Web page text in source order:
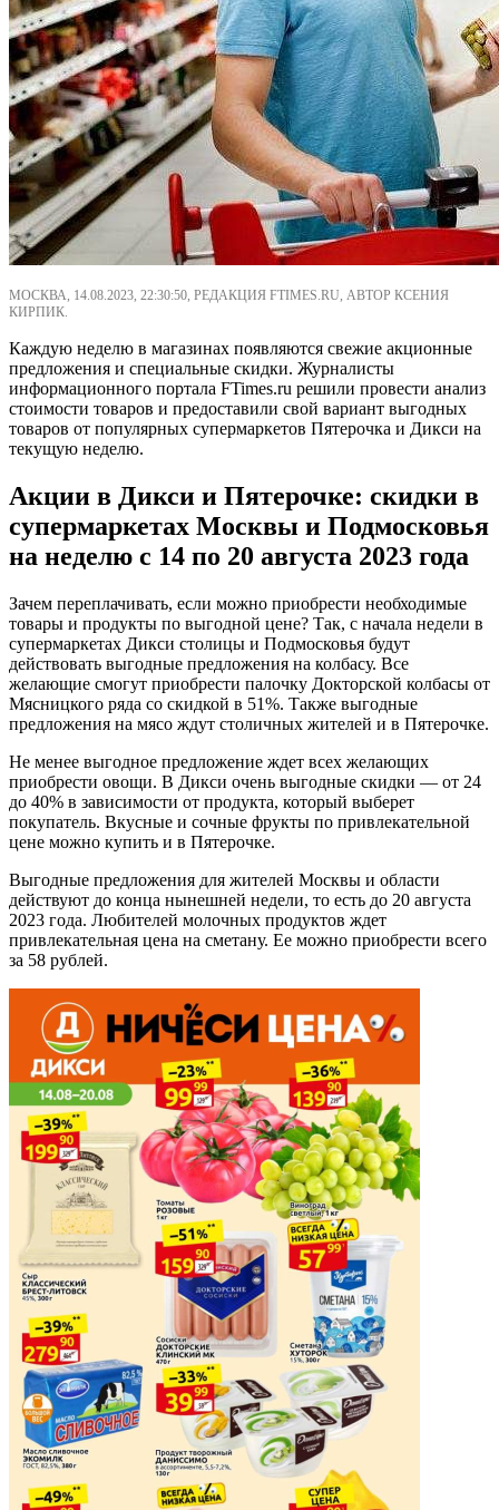
МОСКВА, 14.08.2023, 22:30:50, РЕДАКЦИЯ FTIMES.RU, АВТОР КСЕНИЯ
КИРПИК.
Каждую неделю в магазинах появляются свежие акционные
предложения и специальные скидки. Журналисты
информационного портала FTimes.ru решили провести анализ
стоимости товаров и предоставили свой вариант выгодных
товаров от популярных супермаркетов Пятерочка и Дикси на
текущую неделю.
Акции в Дикси и Пятерочке: скидки в
супермаркетах Москвы и Подмосковья
на неделю с 14 по 20 августа 2023 года
Зачем переплачивать, если можно приобрести необходимые
товары и продукты по выгодной цене? Так, с начала недели в
супермаркетах Дикси столицы и Подмосковья будут
действовать выгодные предложения на колбасу. Все
желающие смогут приобрести палочку Докторской колбасы от
Мясницкого ряда со скидкой в 51%. Также выгодные
предложения на мясо ждут столичных жителей и в Пятерочке.
Не менее выгодное предложение ждет всех желающих
приобрести овощи. В Дикси очень выгодные скидки — от 24
до 40% в зависимости от продукта, который выберет
покупатель. Вкусные и сочные фрукты по привлекательной
цене можно купить и в Пятерочке.
Выгодные предложения для жителей Москвы и области
действуют до конца нынешней недели, то есть до 20 августа
2023 года. Любителей молочных продуктов ждет
привлекательная цена на сметану. Ее можно приобрести всего
за 58 рублей.